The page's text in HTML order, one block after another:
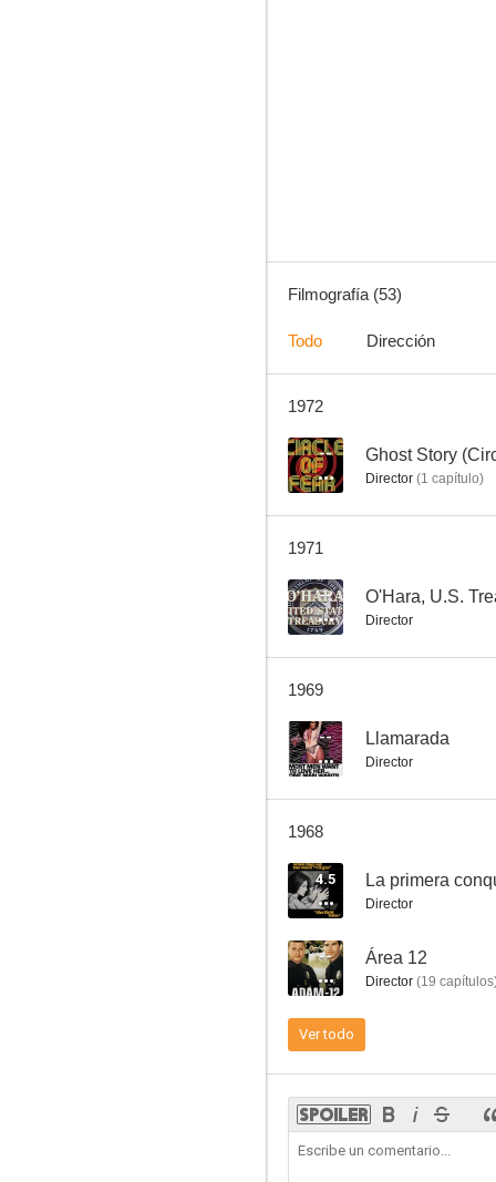
La primera conquista
Filmografía (53)
Todo Dirección
1972
-- Ghost Story
Director (1 capítulo)
1971
-- O'Hara, U.S.
Director
1969
-- Llamarada
Director
1968
4.5 La primera
Director
-- Área 12
Director (19 capítulos
Ver todo